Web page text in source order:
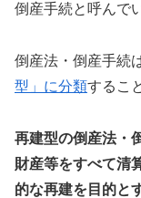
倒産手続と呼んで
倒産法・倒産手続
型」に分類するこ
再建型の倒産法・
財産等をすべて清
的な再建を目的と